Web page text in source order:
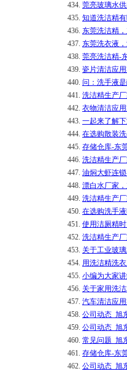
434. 莞亮玻璃水
435. 知道洗洁精
436. 东莞洗洁精
437. 东莞洗衣液
438. 莞亮洗洁精-
439. 瓷片清洁应
440. 问：洗手液
441. 洗洁精生产
442. 衣物清洁应
443. 一起来了解
444. 在选购散装
445. 存储仓库-东
446. 洗洁精生产
447. 油焖大虾连
448. 漂白水厂家
449. 洗洁精生产
450. 在选购洗手
451. 使用洁厕精
452. 洗洁精生产
453. 关于工业玻
454. 用洗洁精洗
455. 小编为大家
456. 关于家用洗
457. 汽车清洁应
458. 公司动态_旭
459. 公司动态_旭
460. 常见问题_旭
461. 存储仓库-东
462. 公司动态_旭